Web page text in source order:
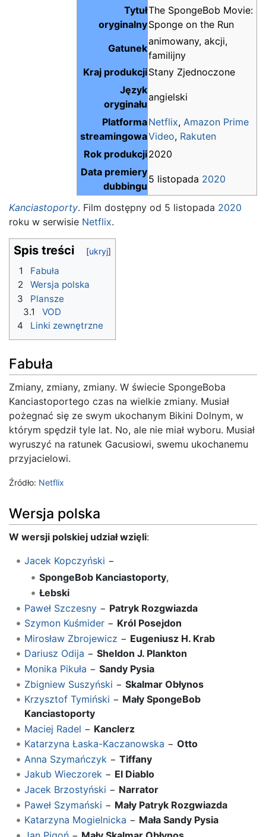
Tytuł
oryginalny
The SpongeBob Movie:
Sponge on the Run
Gatunek
animowany, akcji,
familijny
Kraj produkcjiStany Zjednoczone
Język
oryginału
angielski
Platforma
streamingowa
Netflix, Amazon Prime
Video, Rakuten
Rok produkcji2020
Data premiery
dubbingu
5 listopada 2020
Kanciastoporty. Film dostępny od 5 listopada 2020
roku w serwisie Netflix.
Spis treści
1
Fabuła
2
Wersja polska
3
Plansze
3.1
VOD
4
Linki zewnętrzne
Fabuła
Zmiany, zmiany, zmiany. W świecie SpongeBoba
Kanciastoportego czas na wielkie zmiany. Musiał
pożegnać się ze swym ukochanym Bikini Dolnym, w
którym spędził tyle lat. No, ale nie miał wyboru. Musiał
wyruszyć na ratunek Gacusiowi, swemu ukochanemu
przyjacielowi.
Źródło: Netflix
Wersja polska
W wersji polskiej udział wzięli:
Jacek Kopczyński −
SpongeBob Kanciastoporty,
Łebski
Paweł Szczesny− Patryk Rozgwiazda
Szymon Kuśmider− Król Posejdon
Mirosław Zbrojewicz − Eugeniusz H. Krab
Dariusz Odija − Sheldon J. Plankton
Monika Pikuła − Sandy Pysia
Zbigniew Suszyński − Skalmar Obłynos
Krzysztof Tymiński − Mały SpongeBob
Kanciastoporty
Maciej Radel − Kanclerz
Katarzyna Łaska-Kaczanowska − Otto
Anna Szymańczyk − Tiffany
Jakub Wieczorek− El Diablo
Jacek Brzostyński − Narrator
Paweł Szymański − Mały Patryk Rozgwiazda
Katarzyna Mogielnicka − Mała Sandy Pysia